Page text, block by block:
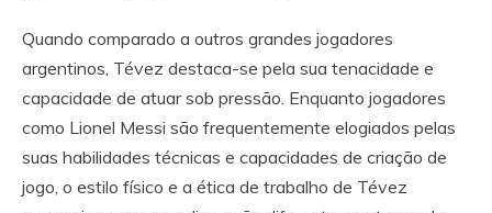
Quando comparado a outros grandes jogadores
argentinos, Tévez destaca-se pela sua tenacidade e
capacidade de atuar sob pressão. Enquanto jogadores
como Lionel Messi são frequentemente elogiados pelas
suas habilidades técnicas e capacidades de criação de
jogo, o estilo físico e a ética de trabalho de Tévez